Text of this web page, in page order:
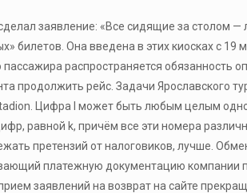
заявление: «Все сидящие за столом
Она введена в этих киосках с 19
распространяется обязанность
продолжить рейс. Задачи Ярославского
Цифра l может быть любым целым
равной k, причём все эти номера
претензий от налоговиков, лучше.
платежную документацию компании
заявлений на возврат на сайте